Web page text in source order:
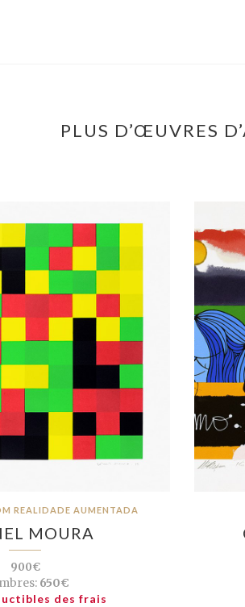
PLUS D’ŒUVRES
REALIDADE AUMENTADA
MOURA
900€
650€
des frais